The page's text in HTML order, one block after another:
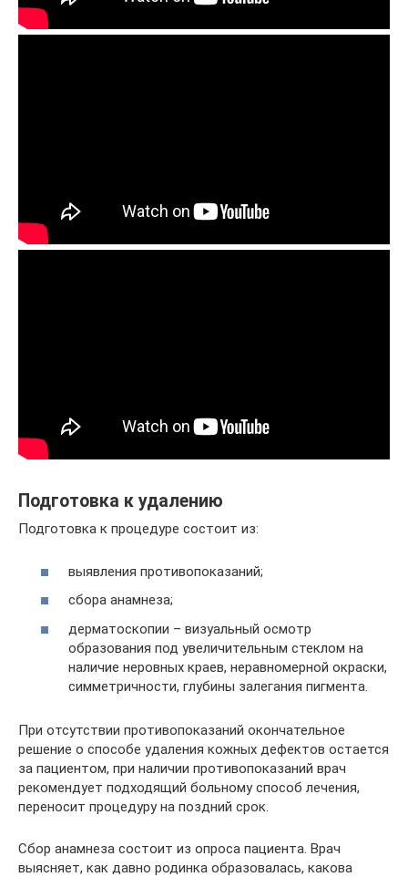
Подготовка к удалению
Подготовка к процедуре состоит из:
выявления противопоказаний;
сбора анамнеза;
дерматоскопии – визуальный осмотр
образования под увеличительным стеклом на
наличие неровных краев, неравномерной окраски,
симметричности, глубины залегания пигмента.
При отсутствии противопоказаний окончательное
решение о способе удаления кожных дефектов остается
за пациентом, при наличии противопоказаний врач
рекомендует подходящий больному способ лечения,
переносит процедуру на поздний срок.
Сбор анамнеза состоит из опроса пациента. Врач
выясняет, как давно родинка образовалась, какова